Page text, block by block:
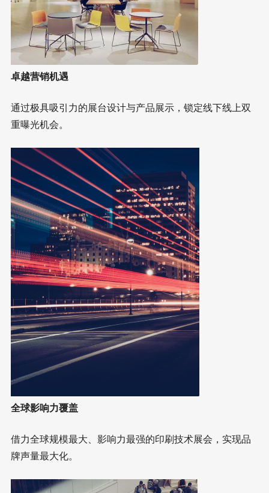
卓越营销机遇
通过极具吸引力的展台设计与产品展示，锁定线下线上双
重曝光机会。
全球影响力覆盖
借力全球规模最大、影响力最强的印刷技术展会，实现品
牌声量最大化。